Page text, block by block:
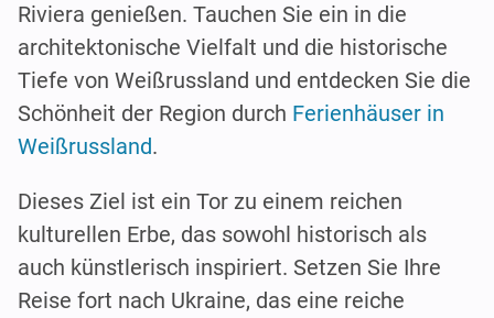
Riviera genießen. Tauchen Sie ein in die
architektonische Vielfalt und die historische
Tiefe von Weißrussland und entdecken Sie die
Schönheit der Region durch Ferienhäuser in
Weißrussland.
Dieses Ziel ist ein Tor zu einem reichen
kulturellen Erbe, das sowohl historisch als
auch künstlerisch inspiriert. Setzen Sie Ihre
Reise fort nach Ukraine, das eine reiche